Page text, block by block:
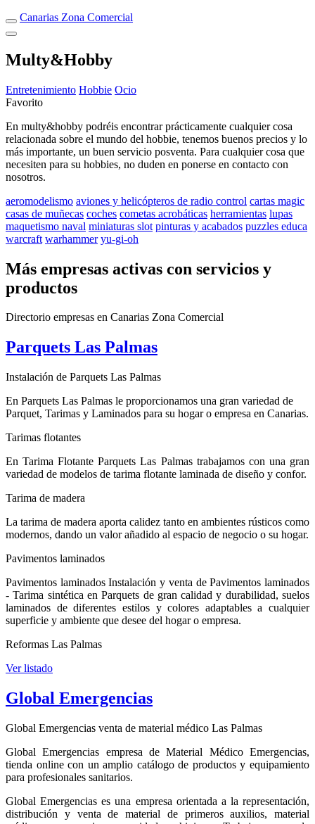
Canarias Zona Comercial
Multy&Hobby
Entretenimiento Hobbie Ocio
Favorito
En multy&hobby podréis encontrar prácticamente cualquier cosa
relacionada sobre el mundo del hobbie, tenemos buenos precios y lo
más importante, un buen servicio posventa. Para cualquier cosa que
necesiten para su hobbies, no duden en ponerse en contacto con
nosotros.
aeromodelismo aviones y helicópteros de radio control cartas magic
casas de muñecas coches cometas acrobáticas herramientas lupas
maquetismo naval miniaturas slot pinturas y acabados puzzles educa
warcraft warhammer yu-gi-oh
Más empresas activas con servicios y
productos
Directorio empresas en Canarias Zona Comercial
Parquets Las Palmas
Instalación de Parquets Las Palmas
En Parquets Las Palmas le proporcionamos una gran variedad de
Parquet, Tarimas y Laminados para su hogar o empresa en Canarias.
Tarimas flotantes
En Tarima Flotante Parquets Las Palmas trabajamos con una gran
variedad de modelos de tarima flotante laminada de diseño y confor.
Tarima de madera
La tarima de madera aporta calidez tanto en ambientes rústicos como
modernos, dando un valor añadido al espacio de negocio o su hogar.
Pavimentos laminados
Pavimentos laminados Instalación y venta de Pavimentos laminados
- Tarima sintética en Parquets de gran calidad y durabilidad, suelos
laminados de diferentes estilos y colores adaptables a cualquier
superficie y ambiente que desee del hogar o empresa.
Reformas Las Palmas
Ver listado
Global Emergencias
Global Emergencias venta de material médico Las Palmas
Global Emergencias empresa de Material Médico Emergencias,
tienda online con un amplio catálogo de productos y equipamiento
para profesionales sanitarios.
Global Emergencias es una empresa orientada a la representación,
distribución y venta de material de primeros auxilios, material